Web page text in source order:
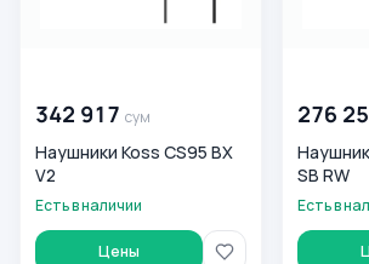
342 917 сум
Наушники Koss CS95 BX
V2
Есть в наличии
Цены
276
SB RW
Есть в